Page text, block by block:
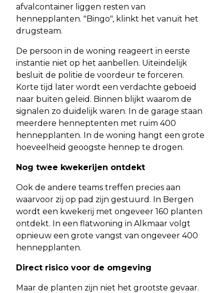
afvalcontainer liggen resten van
hennepplanten. "Bingo", klinkt het vanuit het
drugsteam.
De persoon in de woning reageert in eerste
instantie niet op het aanbellen. Uiteindelijk
besluit de politie de voordeur te forceren.
Korte tijd later wordt een verdachte geboeid
naar buiten geleid. Binnen blijkt waarom de
signalen zo duidelijk waren. In de garage staan
meerdere henneptenten met ruim 400
hennepplanten. In de woning hangt een grote
hoeveelheid geoogste hennep te drogen.
Nog twee kwekerijen ontdekt
Ook de andere teams treffen precies aan
waarvoor zij op pad zijn gestuurd. In Bergen
wordt een kwekerij met ongeveer 160 planten
ontdekt. In een flatwoning in Alkmaar volgt
opnieuw een grote vangst van ongeveer 400
hennepplanten.
Direct risico voor de omgeving
Maar de planten zijn niet het grootste gevaar.